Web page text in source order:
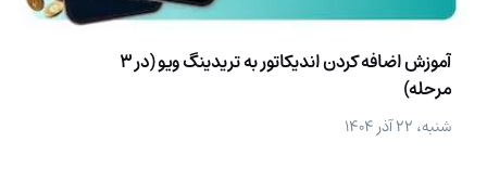
آموزش اضافه کردن اندیکاتور به تریدینگ ویو (در 3
مرحله)
شنبه، ۲۲ آذر ۱۴۰۴